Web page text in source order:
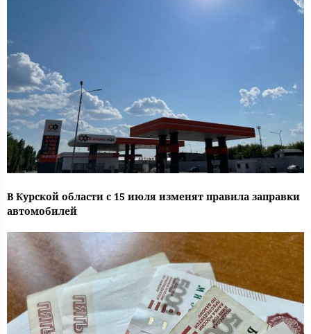
В Курской области с 15 июля изменят правила заправки
автомобилей